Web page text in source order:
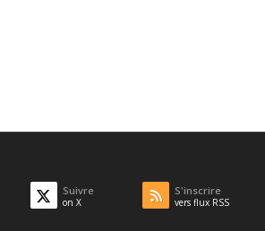
Suivre
on X
S'inscrire
vers flux RSS